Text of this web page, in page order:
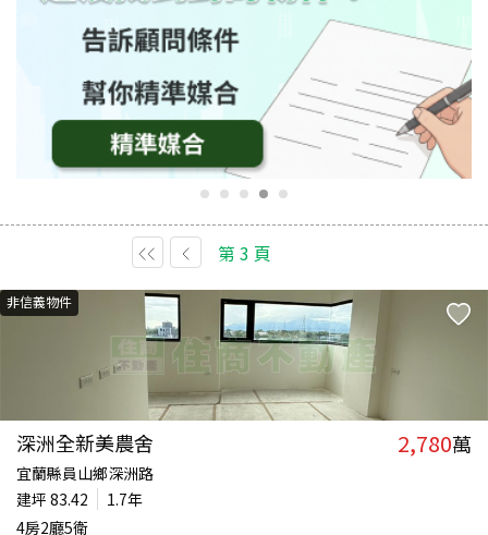
第 3 頁
非信義物件
深洲全新美農舍 2,780萬
宜蘭縣員山鄉深洲路
建坪 83.42
1.7年
4房2廳5衛